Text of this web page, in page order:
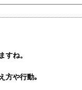
すね。
方や行動｡